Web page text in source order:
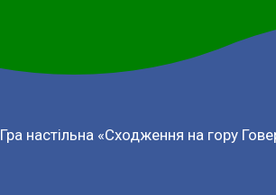
Гра настільна «Сходження на гору